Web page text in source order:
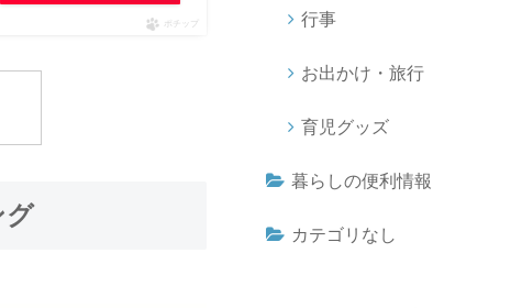
ポチップ
グ
行事
お出かけ・旅行
育児グッズ
暮らしの便利情報
カテゴリなし